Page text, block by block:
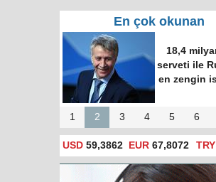
En çok okunan
Putin ve Erdoğan
Time dergisinin
"dünyanın en etkili
100 ismi" listesine
girdi
1 2 3 4 5 6
USD 59,3862 EUR 67,8072 TRY